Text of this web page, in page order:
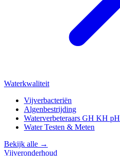
Waterkwaliteit
Vijverbacteriën
Algenbestrijding
Waterverbeteraars GH KH pH
Water Testen & Meten
Bekijk alle →
Vijveronderhoud